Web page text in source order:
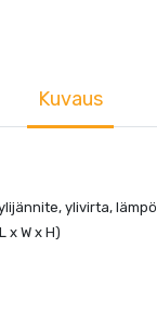
Kuvaus
ylivirta, lämpö
x W x H)